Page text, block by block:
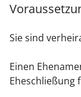
Sie sind
Einen
Eheschließung